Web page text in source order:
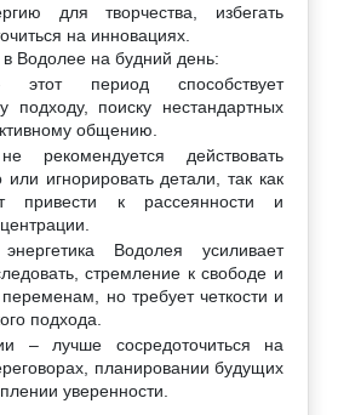
для творчества, избегать
на инновациях.
Водолее на будний день:
период способствует
подходу, поиску нестандартных
общению.
рекомендуется действовать
или игнорировать детали, так как
привести к рассеянности и
Водолея усиливает
стремление к свободе и
переменам, но требует четкости и
подхода.
– лучше сосредоточиться на
планировании будущих
уверенности.